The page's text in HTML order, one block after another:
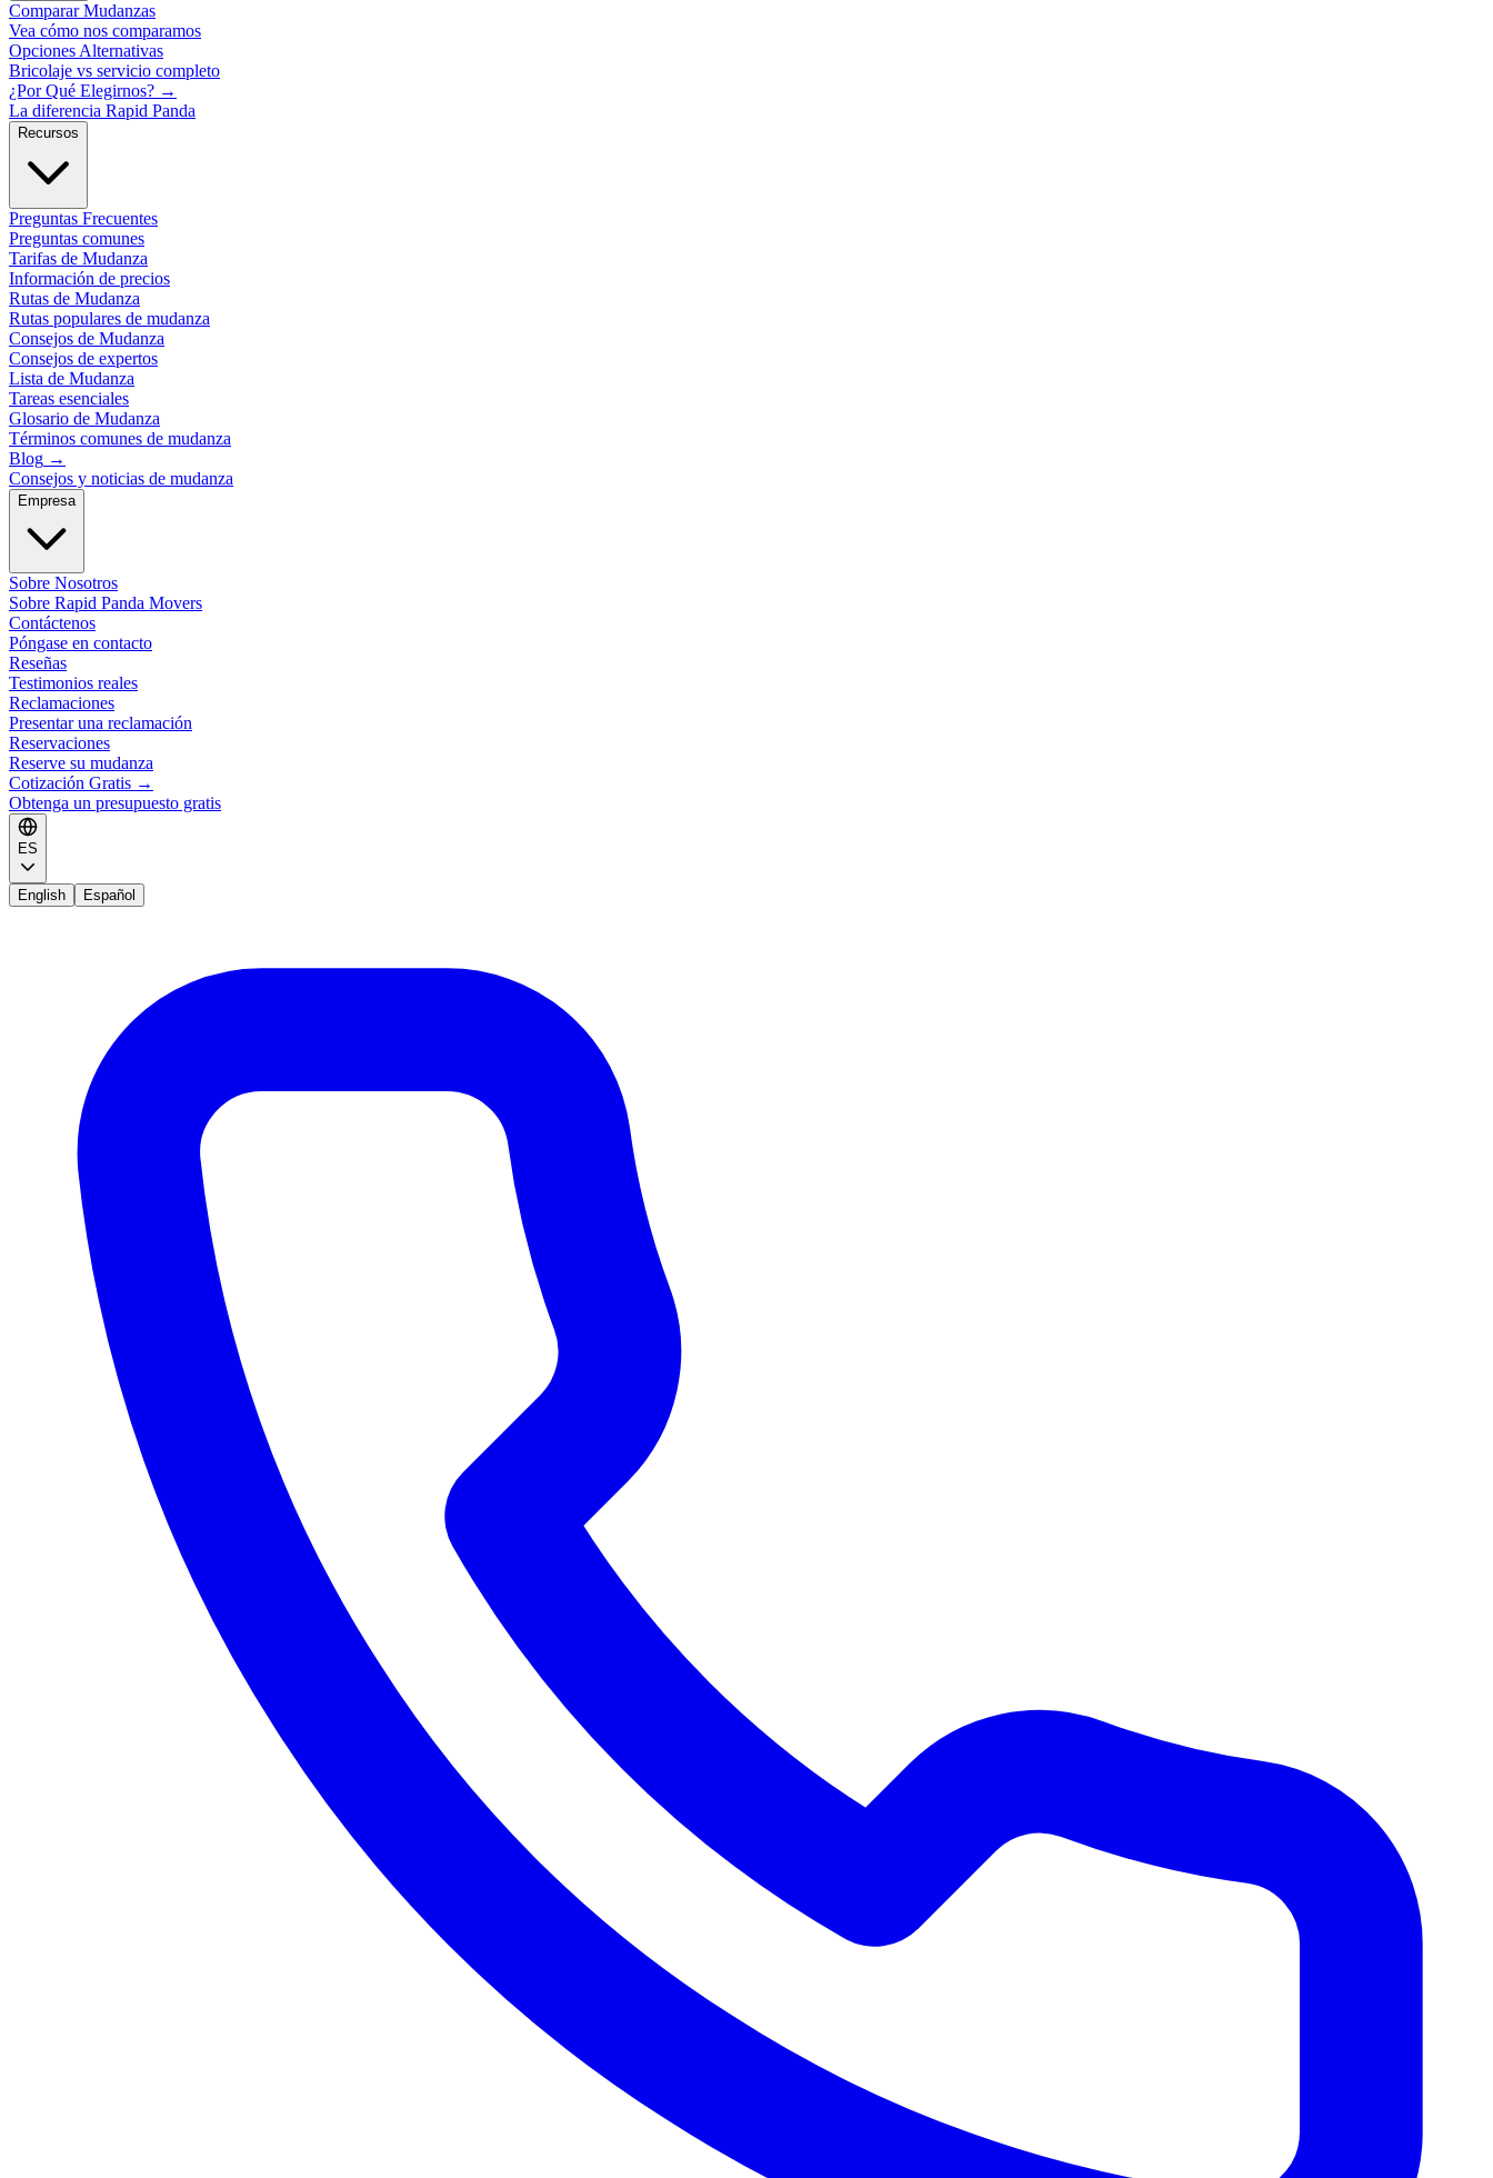
Comparar Mudanzas
Vea cómo nos comparamos
Opciones Alternativas
Bricolaje vs servicio completo
¿Por Qué Elegirnos? →
La diferencia Rapid Panda
Recursos
Preguntas Frecuentes
Preguntas comunes
Tarifas de Mudanza
Información de precios
Rutas de Mudanza
Rutas populares de mudanza
Consejos de Mudanza
Consejos de expertos
Lista de Mudanza
Tareas esenciales
Glosario de Mudanza
Términos comunes de mudanza
Blog →
Consejos y noticias de mudanza
Empresa
Sobre Nosotros
Sobre Rapid Panda Movers
Contáctenos
Póngase en contacto
Reseñas
Testimonios reales
Reclamaciones
Presentar una reclamación
Reservaciones
Reserve su mudanza
Cotización Gratis →
Obtenga un presupuesto gratis
ES
English Español